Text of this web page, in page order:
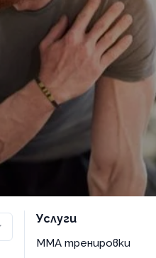
Услуги
MMA тренировки